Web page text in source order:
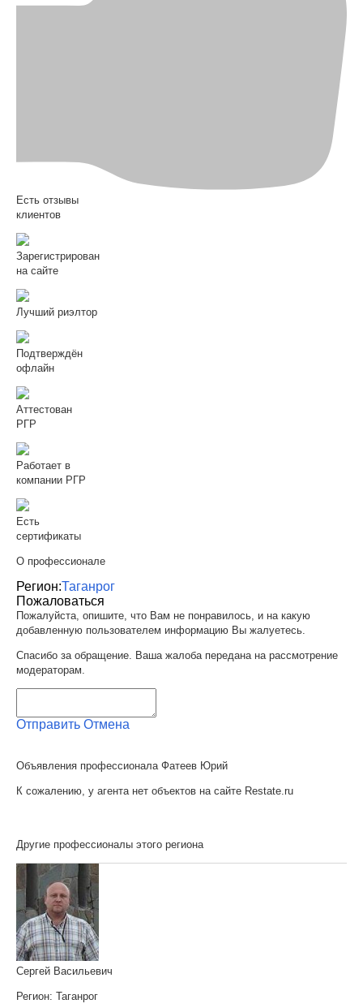
Есть отзывы
клиентов
Зарегистрирован
на сайте
Лучший риэлтор
Подтверждён
офлайн
Аттестован
РГР
Работает в
компании РГР
Есть
сертификаты
О профессионале
Регион:Таганрог
Пожаловаться
Пожалуйста, опишите, что Вам не понравилось, и на какую
добавленную пользователем информацию Вы жалуетесь.
Спасибо за обращение. Ваша жалоба передана на рассмотрение
модераторам.
Отправить Отмена
Объявления профессионала Фатеев Юрий
К сожалению, у агента нет объектов на сайте Restate.ru
Другие профессионалы этого региона
Сергей Васильевич
Регион: Таганрог